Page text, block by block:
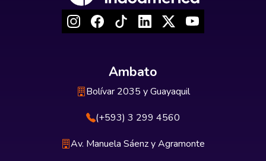
Ambato
Bolívar 2035 y Guayaquil
(+593) 3 299 4560
Av. Manuela Sáenz y Agramonte